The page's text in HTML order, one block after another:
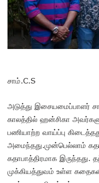
சாம்.C.S
அடுத்து இசையமைப்பாளர்
காலத்தில் ஹன்சிகா
பணியாற்ற வாய்ப்பு
அமைந்தது.முன்பெல்லாம்
கதாபாத்திரமாக இருந்தது.
முக்கியத்துவம் உள்ள